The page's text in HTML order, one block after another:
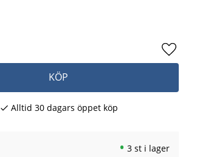
KÖP
Lägg
Alltid 30 dagars öppet köp
3 st i lager